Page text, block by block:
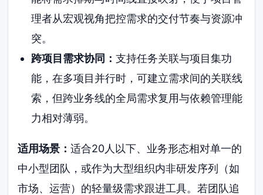
理者从宏观视角把控需求的交付节奏与资源冲
突。
跨项目需求协同： 支持任务关联与项目集功
能，在多项目并行时，可建立需求间的关联线
索，但跨业务线的全局需求复用与依赖管理能
力相对薄弱。
适用场景：适合20人以下、业务形态相对单一的
中小型团队，或作为大型组织内非研发序列（如
市场、运营）的轻量级需求跟进工具。若团队追